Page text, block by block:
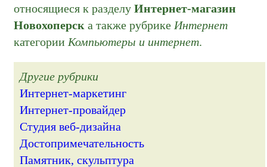
относящиеся к разделуИнтернет-магазин
Новохоперск а также рубрике Интернет
категории Компьютеры и интернет.
Другие рубрики
Интернет-маркетинг
Интернет-провайдер
Студия веб-дизайна
Достопримечательность
Памятник, скульптура